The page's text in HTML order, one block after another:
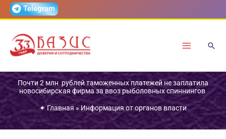
ПерейтиTelegram
Почти 2 млн рублей таможенных платежей не заплатила
новосибирская фирма за ввоз рыболовных спиннингов
✦ Главная » Информация от органов власти